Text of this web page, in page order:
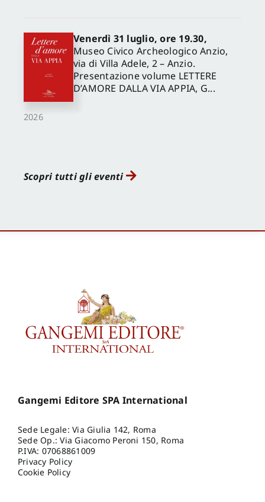
2026
Venerdì 31 luglio, ore 19.30,
Museo Civico Archeologico Anzio,
via di Villa Adele, 2 – Anzio.
Presentazione volume LETTERE
D’AMORE DALLA VIA APPIA, G...
Scopri tutti gli eventi
Gangemi Editore SPA International
Sede Legale: Via Giulia 142, Roma
Sede Op.: Via Giacomo Peroni 150, Roma
P.IVA: 07068861009
Privacy Policy
Cookie Policy